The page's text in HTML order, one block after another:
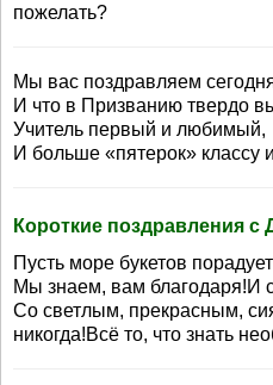
пожелать?
Мы вас поздравляем
И что в Призванию твердо
Учитель первый и любимый,
И больше «пятерок» классу
Короткие поздравления с
Пусть море букетов
Мы знаем, вам благодаря!И
Со светлым, прекрасным,
никогда!Всё то, что знать